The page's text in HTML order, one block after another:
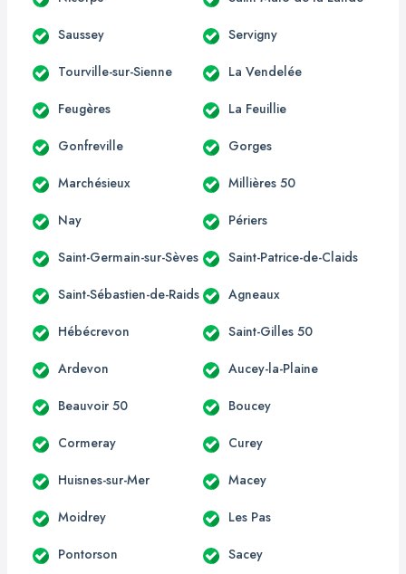
Saussey Servigny
Tourville-sur-Sienne La Vendelée
Feugères La Feuillie
Gonfreville Gorges
Marchésieux Millières 50
Nay Périers
Saint-Germain-sur-Sèves Saint-Patrice-de-Claids
Saint-Sébastien-de-Raids Agneaux
Hébécrevon Saint-Gilles 50
Ardevon Aucey-la-Plaine
Beauvoir 50 Boucey
Cormeray Curey
Huisnes-sur-Mer Macey
Moidrey Les Pas
Pontorson Sacey